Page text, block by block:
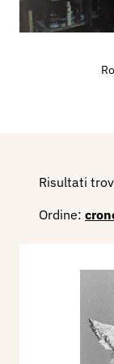
Cerritelli.
alla Cultura
dell’Arte
innovazione.
immagine -
suoi
Dal 2012 al
Galleria
Risultati
Ordine: